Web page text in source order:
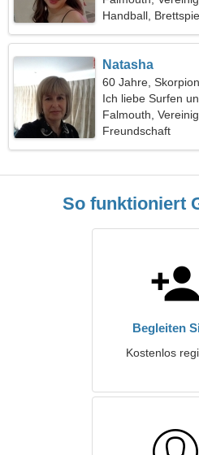
Handball,
Natasha
60 Jahre, Skorpion
Ich liebe Surfen
Falmouth,
Freundschaft
So funktioniert
Begleiten
Kostenlos